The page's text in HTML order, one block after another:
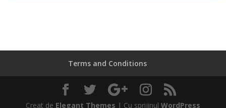
Terms and Conditions
Creat de Elegant Themes | Cu sprijinul WordPress